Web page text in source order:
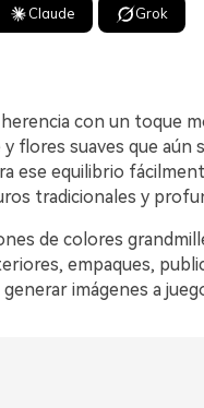
Claude Grok
con un toque
flores suaves que aún
ese equilibrio
tradicionales y
de colores
empaques,
imágenes a